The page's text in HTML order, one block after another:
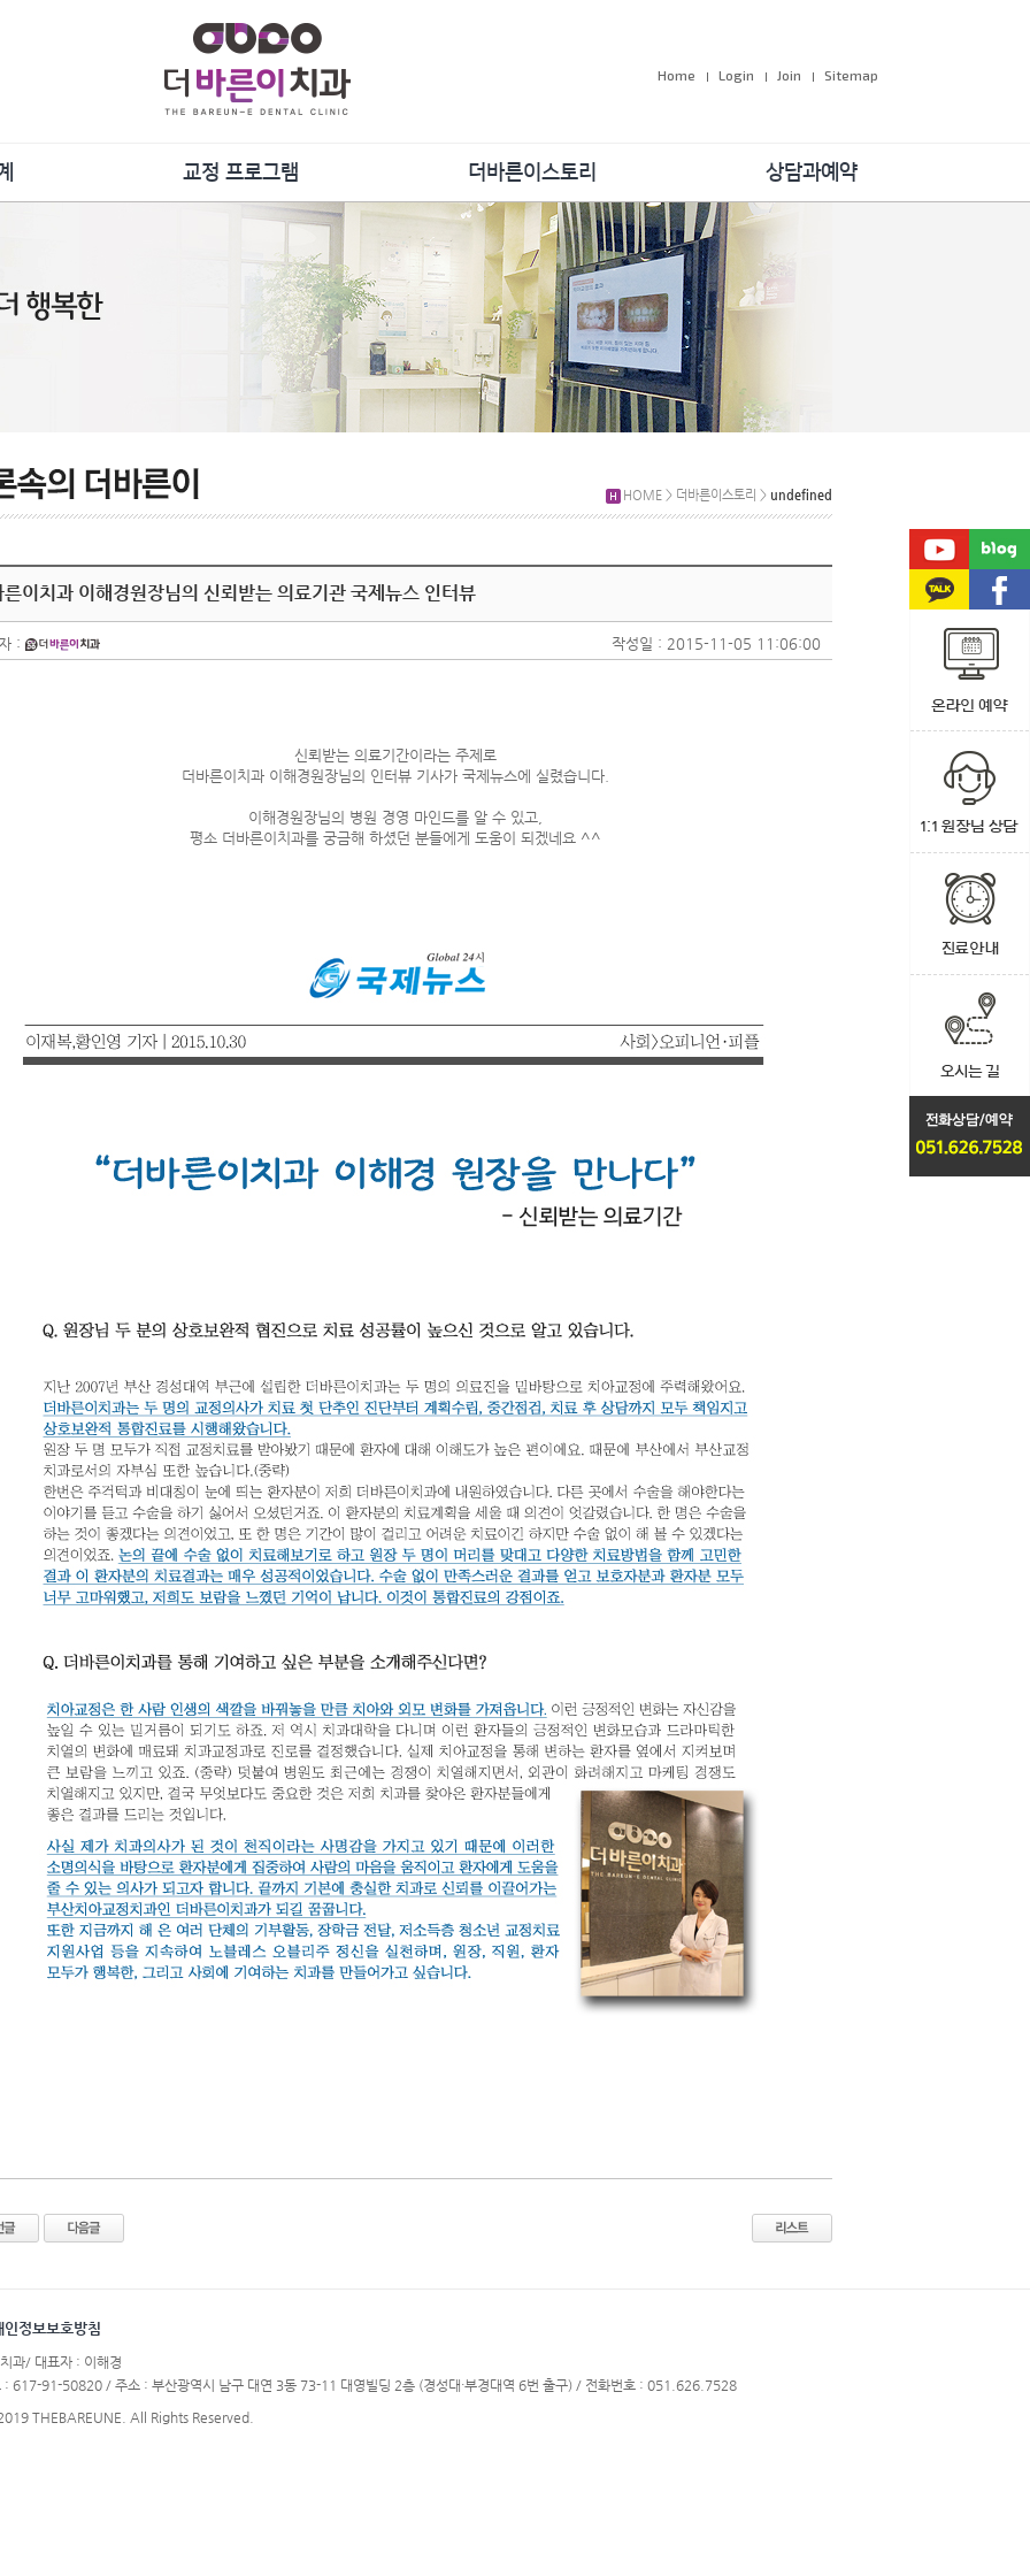
Home Login Join Sitemap
교정 프로그램 더바른이스토리 상담과예약
관리
증상별 프로그램
장치별 프로그램
공지사항
언론속의 더바른이
강연 및 학술대회
사회공헌활동
더바른 우리 이야기
감사합니다
원장님 1:1 상담
자주하는 질문
HOME > 더바른이스토리 > undefined
른이치과 이해경원장님의 신뢰받는 의료기관 국제뉴스 인터뷰
: 작성일 : 2015-11-05 11:06:00
신뢰받는 의료기간이라는 주제로
더바른이치과 이해경원장님의 인터뷰 기사가 국제뉴스에 실렸습니다.
이해경원장님의 병원 경영 마인드를 알 수 있고,
평소 더바른이치과를 궁금해 하셨던 분들에게 도움이 되겠네요 ^^
인정보보호방침
과/ 대표자 : 이해경
: 617-91-50820 / 주소 : 부산광역시 남구 대연 3동 73-11 대영빌딩 2층 (경성대·부경대역 6번 출구) / 전화번호 : 051.626.7528
THEBAREUNE. All Rights Reserved.